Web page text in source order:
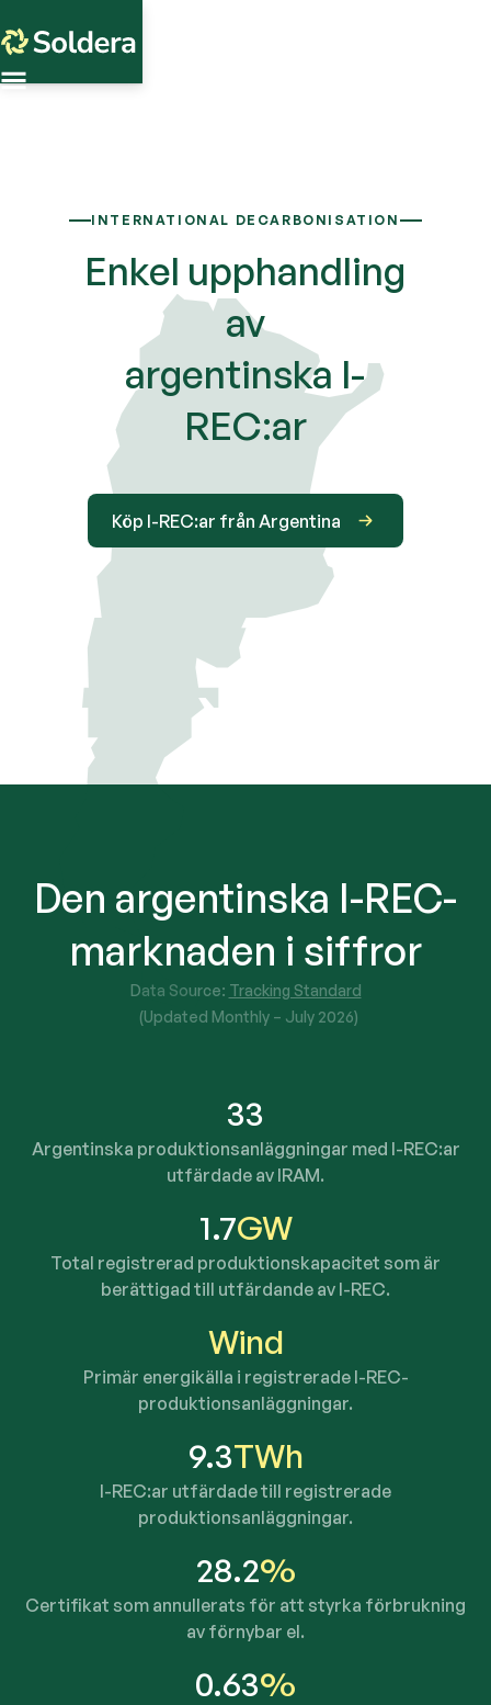
Enkel upphandling
av
argentinska I-
REC:ar
INTERNATIONAL DECARBONISATION
Köp I-REC:ar från Argentina
33
Argentinska produktionsanläggningar med I-REC:ar
utfärdade av IRAM.
1.7GW
Total registrerad produktionskapacitet som är
berättigad till utfärdande av I-REC.
Wind
Primär energikälla i registrerade I-REC-
produktionsanläggningar.
9.3TWh
I-REC:ar utfärdade till registrerade
produktionsanläggningar.
28.2%
Certifikat som annullerats för att styrka förbrukning
av förnybar el.
0.63%
Den argentinska I-REC-
marknaden i siffror
Data Source: Tracking Standard
(Updated Monthly – July 2026)